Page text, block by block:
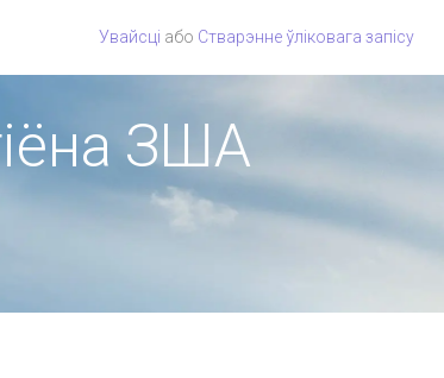
Увайсці або Стварэнне ўліковага запісу
ЗША